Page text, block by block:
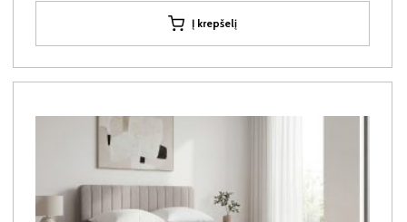
Į krepšelį